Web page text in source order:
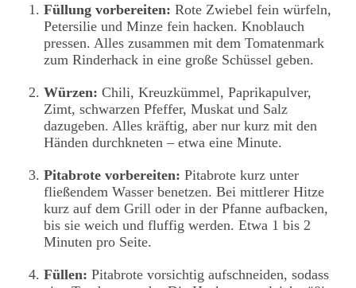
Füllung vorbereiten: Rote Zwiebel fein würfeln,
Petersilie und Minze fein hacken. Knoblauch
pressen. Alles zusammen mit dem Tomatenmark
zum Rinderhack in eine große Schüssel geben.
Würzen: Chili, Kreuzkümmel, Paprikapulver,
Zimt, schwarzen Pfeffer, Muskat und Salz
dazugeben. Alles kräftig, aber nur kurz mit den
Händen durchkneten – etwa eine Minute.
Pitabrote vorbereiten: Pitabrote kurz unter
fließendem Wasser benetzen. Bei mittlerer Hitze
kurz auf dem Grill oder in der Pfanne aufbacken,
bis sie weich und fluffig werden. Etwa 1 bis 2
Minuten pro Seite.
Füllen: Pitabrote vorsichtig aufschneiden, sodass